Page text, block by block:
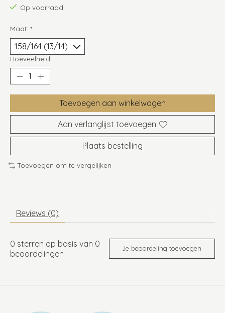
Op voorraad
Maat: *
Hoeveelheid:
Toevoegen aan winkelwagen
Aan verlanglijst toevoegen
Plaats bestelling
Toevoegen om te vergelijken
Reviews (0)
0 sterren op basis van 0
beoordelingen
Je beoordeling toevoegen